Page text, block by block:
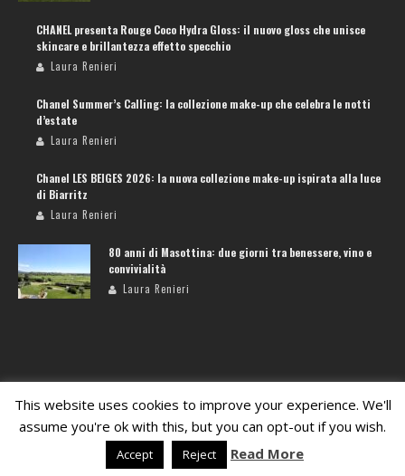
CHANEL presenta Rouge Coco Hydra Gloss: il nuovo gloss che unisce
skincare e brillantezza effetto specchio
Laura Renieri
Chanel Summer’s Calling: la collezione make-up che celebra le notti
d’estate
Laura Renieri
Chanel LES BEIGES 2026: la nuova collezione make-up ispirata alla luce
di Biarritz
Laura Renieri
80 anni di Masottina: due giorni tra benessere, vino e
convivialità
Laura Renieri
This website uses cookies to improve your experience. We'll
assume you're ok with this, but you can opt-out if you wish.
Accept Reject Read More